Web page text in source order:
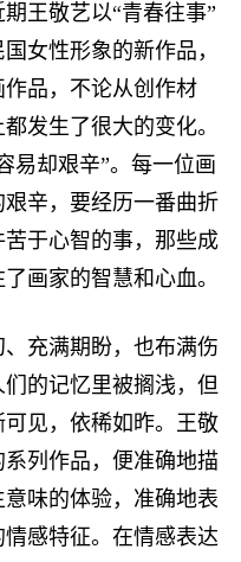
王敬艺以“青春往事”
女性形象的新作品，
品，不论从创作材
发生了很大的变化。
易却艰辛”。每一位画
辛，要经历一番曲折
于心智的事，那些成
画家的智慧和心血。
充满期盼，也布满伤
的记忆里被搁浅，但
见，依稀如昨。王敬
列作品，便准确地描
味的体验，准确地表
感特征。在情感表达